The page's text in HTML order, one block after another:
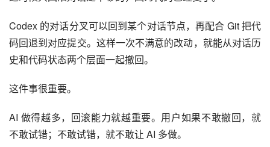
Codex 的对话分叉可以回到某个对话节点，再配合 Git 把代
码回退到对应提交。这样一次不满意的改动，就能从对话历
史和代码状态两个层面一起撤回。
这件事很重要。
AI 做得越多，回滚能力就越重要。用户如果不敢撤回，就
不敢试错；不敢试错，就不敢让 AI 多做。